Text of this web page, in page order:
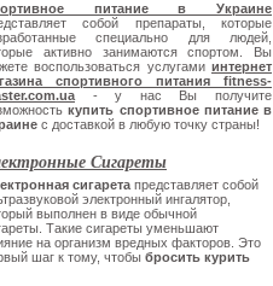
питание в Украине
собой препараты, которые
специально для людей,
активно занимаются спортом. Вы
воспользоваться услугами интернет
спортивного питания
fitness-
com.ua - у нас Вы получите
купить спортивное питание в
с доставкой в любую точку страны!
Сигареты
сигарета представляет собой
электронный ингалятор,
выполнен в виде обычной
Такие сигареты уменьшают
на организм вредных факторов. Это
шаг к тому, чтобы бросить курить